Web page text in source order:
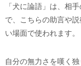
「犬に論語」は、相
で、こちらの助言や
い場面で使われます。
自分の無力さを嘆く